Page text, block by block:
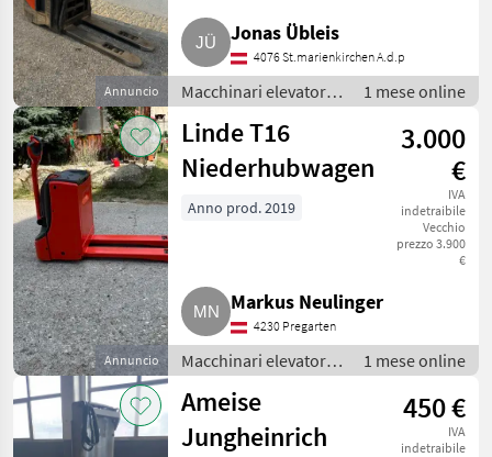
Annuncio
Jonas Übleis
4076 St.marienkirchen A.d.p
Macchinari elevatori e
per magazzino /
Carrello elevatore
1 mese online
Annuncio
Linde T16
Niederhubwagen
3.000
€
IVA
indetraibile
Vecchio
prezzo 3.900
€
Anno prod. 2019
Markus Neulinger
4230 Pregarten
Macchinari elevatori e
per magazzino /
Carrello elevatore
1 mese online
Ameise
Jungheinrich
450 €
IVA
indetraibile